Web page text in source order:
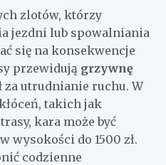
zlotów, którzy
jezdni lub spowalniania
się na konsekwencje
przewidują grzywnę
za utrudnianie ruchu. W
takich jak
kara może być
wysokości do 1500 zł.
codzienne